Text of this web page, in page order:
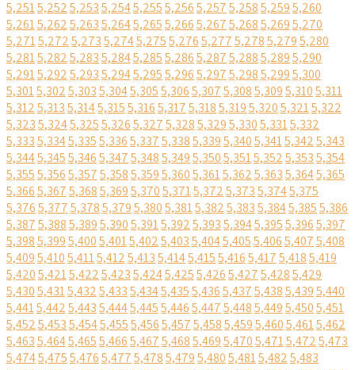
5,2515,2525,2535,2545,2555,2565,2575,2585,2595,260
5,2615,2625,2635,2645,2655,2665,2675,2685,2695,270
5,2715,2725,2735,2745,2755,2765,2775,2785,2795,280
5,2815,2825,2835,2845,2855,2865,2875,2885,2895,290
5,2915,2925,2935,2945,2955,2965,2975,2985,2995,300
5,3015,3025,3035,3045,3055,3065,3075,3085,3095,3105,311
5,3125,3135,3145,3155,3165,3175,3185,3195,3205,3215,322
5,3235,3245,3255,3265,3275,3285,3295,3305,3315,332
5,3335,3345,3355,3365,3375,3385,3395,3405,3415,3425,343
5,3445,3455,3465,3475,3485,3495,3505,3515,3525,3535,354
5,3555,3565,3575,3585,3595,3605,3615,3625,3635,3645,365
5,3665,3675,3685,3695,3705,3715,3725,3735,3745,375
5,3765,3775,3785,3795,3805,3815,3825,3835,3845,3855,386
5,3875,3885,3895,3905,3915,3925,3935,3945,3955,3965,397
5,3985,3995,4005,4015,4025,4035,4045,4055,4065,4075,408
5,4095,4105,4115,4125,4135,4145,4155,4165,4175,4185,419
5,4205,4215,4225,4235,4245,4255,4265,4275,4285,429
5,4305,4315,4325,4335,4345,4355,4365,4375,4385,4395,440
5,4415,4425,4435,4445,4455,4465,4475,4485,4495,4505,451
5,4525,4535,4545,4555,4565,4575,4585,4595,4605,4615,462
5,4635,4645,4655,4665,4675,4685,4695,4705,4715,4725,473
5,4745,4755,4765,4775,4785,4795,4805,4815,4825,483